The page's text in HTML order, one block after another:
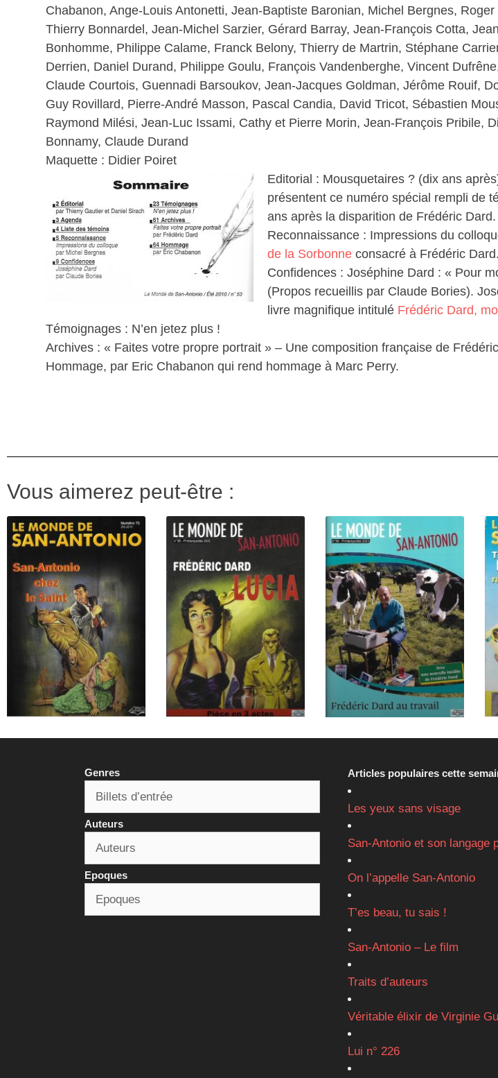
Chabanon, Ange-Louis Antonetti, Jean-Baptiste Baronian, Michel Bergnes, Roger
Thierry Bonnardel, Jean-Michel Sarzier, Gérard Barray, Jean-François Cotta,
Bonhomme, Philippe Calame, Franck Belony, Thierry de Martrin, Stéphane
Derrien, Daniel Durand, Philippe Goulu, François Vandenberghe, Vincent
Claude Courtois, Guennadi Barsoukov, Jean-Jacques Goldman, Jérôme Rouif,
Guy Rovillard, Pierre-André Masson, Pascal Candia, David Tricot, Sébastien
Raymond Milési, Jean-Luc Issami, Cathy et Pierre Morin, Jean-François Pribile,
Bonnamy, Claude Durand
Maquette : Didier Poiret
Editorial : Mousquetaires ? (dix ans
présentent ce numéro spécial rempli de
ans après la disparition de Frédéric Dard.
Reconnaissance : Impressions du
de la Sorbonne consacré à Frédéric Dard.
Confidences : Joséphine Dard : « Pour
(Propos recueillis par Claude Bories).
livre magnifique intitulé Frédéric Dard,
Témoignages : N’en jetez plus !
Archives : « Faites votre propre portrait » – Une composition française de
Hommage, par Eric Chabanon qui rend hommage à Marc Perry.
Vous aimerez peut-être :
Genres
Auteurs
Epoques
Articles populaires cette
Les yeux sans visage
San-Antonio et son langage
On l’appelle San-Antonio
T’es beau, tu sais !
San-Antonio – Le film
Traits d’auteurs
Véritable élixir de Virginie
Lui n° 226